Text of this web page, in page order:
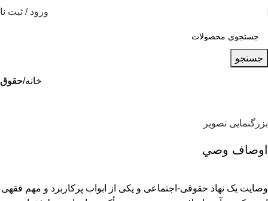
ورود / ثبت
جستجو
خانه حقوق
بزرگنمایی تصویر
اوصاف وصي
وصایت یک نهاد حقوقی-اجتماعی و یکی از ابواب پرکاربرد و مهم فقهی